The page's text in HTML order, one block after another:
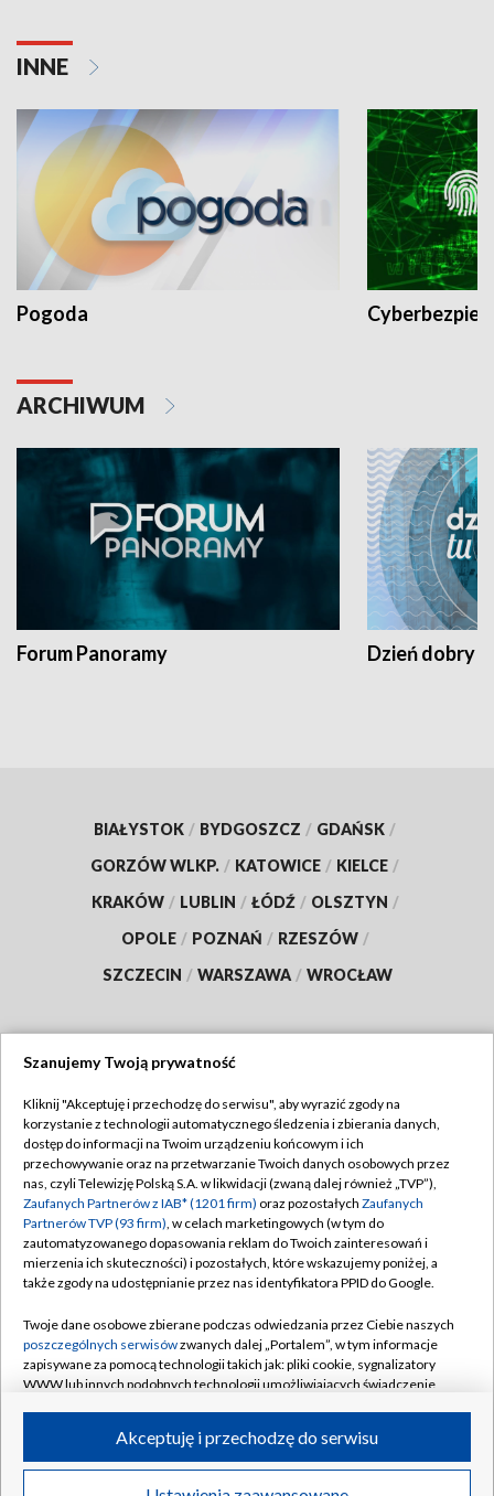
INNE
Pogoda
ARCHIWUM
Forum Panoramy Dzień dobry
BIAŁYSTOK / BYDGOSZCZ / GDAŃSK /
GORZÓW WLKP. / KATOWICE / KIELCE /
KRAKÓW / LUBLIN / ŁÓDŹ / OLSZTYN /
OPOLE / POZNAŃ / RZESZÓW /
SZCZECIN / WARSZAWA / WROCŁAW
TVP
Abonament TVP
Emisja w TVP
Centrum informacji TVP
Naziemna Telewizja Cyfrowa
Rada Programowa
System NOS
Informacje o nadawcy
Program dla prasy
Regulamin TVP
Polityka prywatności
Moje zgody
Pomoc
Kontakt
Kanały
©2026 Telewizja Polska S.A. w likwidacji
Szanujemy Twoją prywatność
Kliknij "Akceptuję i przechodzę do serwisu", aby wyrazić zgody na
korzystanie z technologii automatycznego śledzenia i zbierania danych,
dostęp do informacji na Twoim urządzeniu końcowym i ich
przechowywanie oraz na przetwarzanie Twoich danych osobowych przez
nas, czyli Telewizję Polską S.A. w likwidacji (zwaną dalej również „TVP”),
Zaufanych Partnerów z IAB* (1201 firm) oraz pozostałych Zaufanych
Partnerów TVP (93 firm), w celach marketingowych (w tym do
zautomatyzowanego dopasowania reklam do Twoich zainteresowań i
mierzenia ich skuteczności) i pozostałych, które wskazujemy poniżej, a
także zgody na udostępnianie przez nas identyfikatora PPID do Google.
Twoje dane osobowe zbierane podczas odwiedzania przez Ciebie naszych
poszczególnych serwisówzwanych dalej „Portalem”, w tym informacje
zapisywane za pomocą technologii takich jak: pliki cookie, sygnalizatory
WWW lub innych podobnych technologii umożliwiających świadczenie
ruchu w Internecie.
Twoje dane osobowe zbierane podczas odwiedzania przez Ciebie
Akceptuję i przechodzę do serwisu